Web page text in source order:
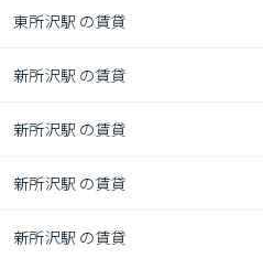
東所沢駅 の賃貸
新所沢駅 の賃貸
新所沢駅 の賃貸
新所沢駅 の賃貸
新所沢駅 の賃貸